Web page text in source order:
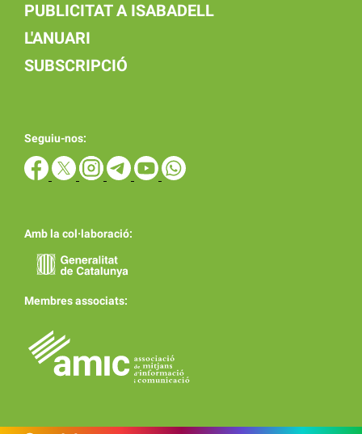
PUBLICITAT A ISABADELL
L'ANUARI
SUBSCRIPCIÓ
Seguiu-nos:
Amb la col·laboració:
Membres associats: